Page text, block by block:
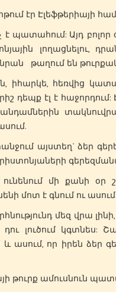
էր Էլեֆթերիայի
Այդ բոլոր
լողացնելու,
նրան թաղում են
հեռվից
դեպք էլ է
տակնուվրա
այստեղ` ձեր
մի քանի օր
մոտ է գնում ու ասում.
մեզ վրա
դու լուծում կգտնես:
ասում, որ իրեն ձեր
թուրք ամուսնուն